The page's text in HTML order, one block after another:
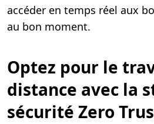
accéder en temps réel aux
au bon moment.
Optez pour le
distance avec la
sécurité Zero